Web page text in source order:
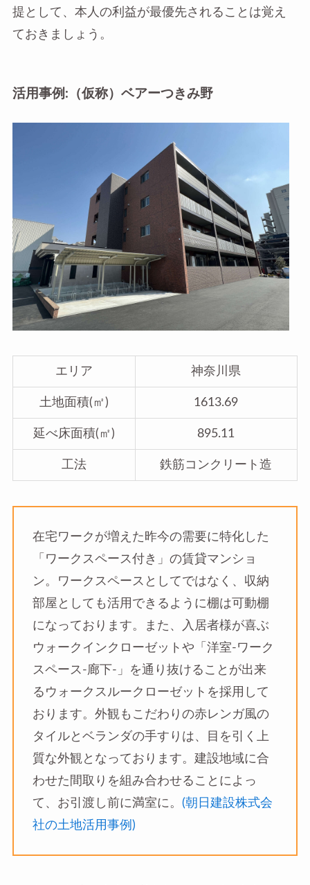
提として、本人の利益が最優先されることは覚え
ておきましょう。
活用事例:（仮称）ベアーつきみ野
エリア 神奈川県
土地面積(㎡) 1613.69
延べ床面積(㎡) 895.11
工法 鉄筋コンクリート造
在宅ワークが増えた昨今の需要に特化した
「ワークスペース付き」の賃貸マンショ
ン。ワークスペースとしてではなく、収納
部屋としても活用できるように棚は可動棚
になっております。また、入居者様が喜ぶ
ウォークインクローゼットや「洋室-ワーク
スペース-廊下-」を通り抜けることが出来
るウォークスルークローゼットを採用して
おります。外観もこだわりの赤レンガ風の
タイルとベランダの手すりは、目を引く上
質な外観となっております。建設地域に合
わせた間取りを組み合わせることによっ
て、お引渡し前に満室に。 (朝日建設株式会
社の土地活用事例)